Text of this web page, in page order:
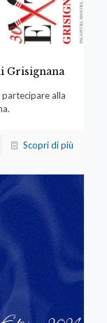
Grisignana
alla
Scopri di più